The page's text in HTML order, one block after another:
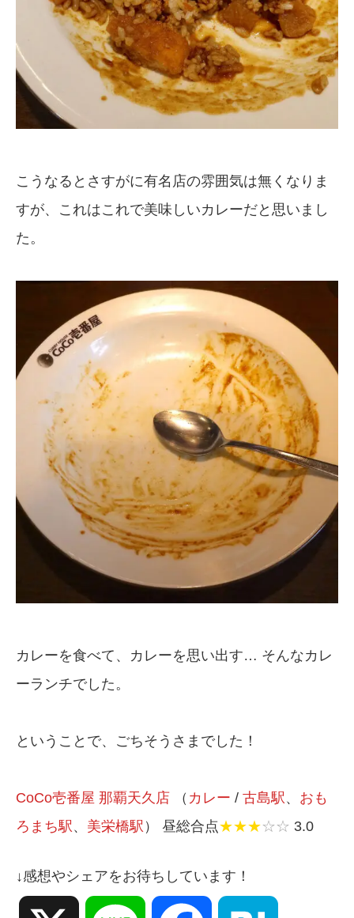
こうなるとさすがに有名店の雰囲気は無くなりま
すが、これはこれで美味しいカレーだと思いまし
た。
カレーを食べて、カレーを思い出す… そんなカレ
ーランチでした。
ということで、ごちそうさまでした！
CoCo壱番屋 那覇天久店 （ カレー / 古島駅、 おも
ろまち駅、 美栄橋駅 ） 昼総合点★★★☆☆ 3.0
↓感想やシェアをお待ちしています！